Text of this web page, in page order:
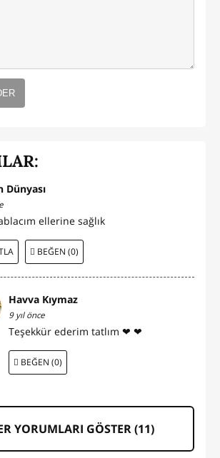
Dünyası
ellerine sağlık
BEĞEN (0)
Havva Kıymaz
9 yıl önce
Teşekkür ederim tatlım ❤ ❤
BEĞEN (0)
YORUMLARI GÖSTER (11)